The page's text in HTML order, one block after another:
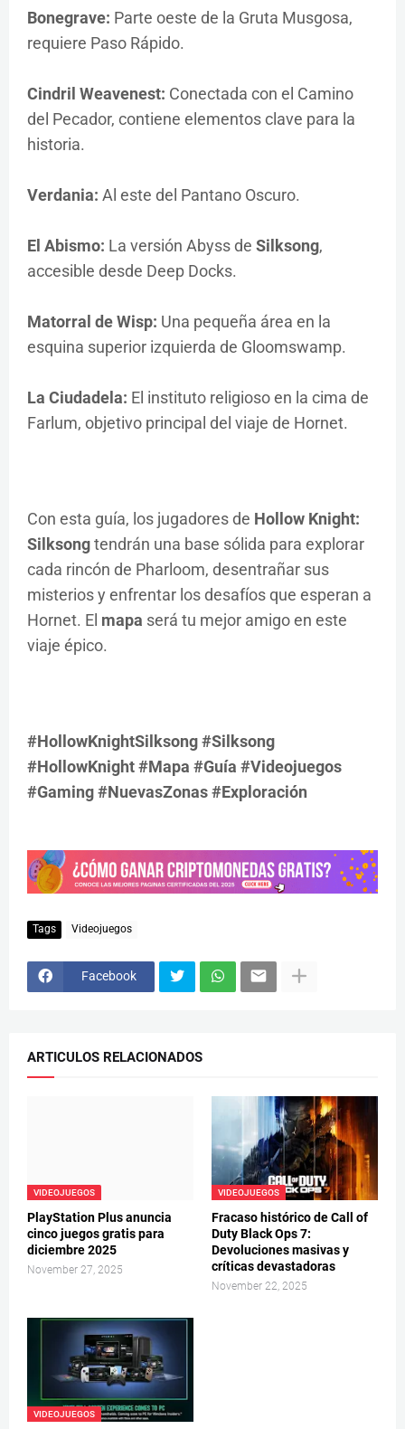
Bonegrave: Parte oeste de la Gruta Musgosa,
requiere Paso Rápido.
Cindril Weavenest: Conectada con el Camino
del Pecador, contiene elementos clave para la
historia.
Verdania: Al este del Pantano Oscuro.
El Abismo: La versión Abyss de Silksong,
accesible desde Deep Docks.
Matorral de Wisp: Una pequeña área en la
esquina superior izquierda de Gloomswamp.
La Ciudadela: El instituto religioso en la cima de
Farlum, objetivo principal del viaje de Hornet.
Con esta guía, los jugadores de Hollow Knight:
Silksongtendrán una base sólida para explorar
cada rincón de Pharloom, desentrañar sus
misterios y enfrentar los desafíos que esperan a
Hornet. El mapa será tu mejor amigo en este
viaje épico.
#HollowKnightSilksong #Silksong
#HollowKnight #Mapa #Guía #Videojuegos
#Gaming #NuevasZonas #Exploración
Tags Videojuegos
Facebook
ARTICULOS RELACIONADOS
VIDEOJUEGOS
PlayStation Plus anuncia
cinco juegos gratis para
diciembre 2025
November 27, 2025
VIDEOJUEGOS
Fracaso histórico de Call of
Duty Black Ops 7:
Devoluciones masivas y
críticas devastadoras
November 22, 2025
VIDEOJUEGOS